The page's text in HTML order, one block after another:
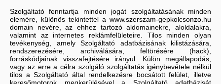
Szolgáltató fenntartja minden jogát szolgáltatásának minden
elemére, különös tekintettel a www.szerszam-gepkolcsonzo.hu
domain nevére, az ehhez tartozó aldomainekre, aloldalakra,
valamint az internetes reklámfelületeire. Tilos minden olyan
tevékenység, amely Szolgáltató adatbázisának kilistázására,
rendszerezésére, archiválására, feltörésére (hack),
forráskódjainak visszafejtésére irányul. Külön megállapodás,
vagy az erre a célra szolgáló szolgáltatás igénybevétele nélkül
tilos a Szolgáltató által rendelkezésre bocsátott felület, illetve